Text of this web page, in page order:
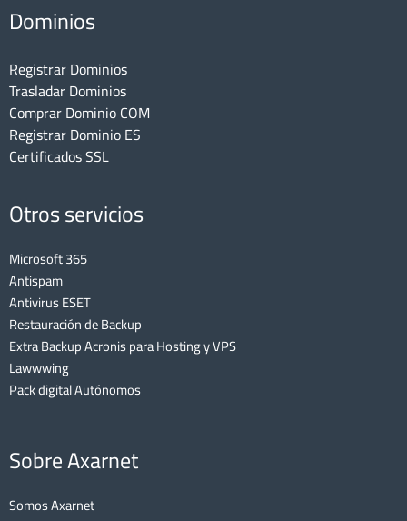
Dominios
Registrar Dominios
Trasladar Dominios
Comprar Dominio COM
Registrar Dominio ES
Certificados SSL
Otros servicios
Microsoft 365
Antispam
Antivirus ESET
Restauración de Backup
Extra Backup Acronis para Hosting y VPS
Lawwwing
Pack digital Autónomos
Sobre Axarnet
Somos Axarnet